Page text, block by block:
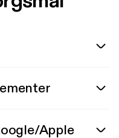
Apple